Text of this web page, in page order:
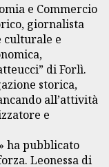
e Commercio
giornalista
culturale e
di Forlì.
storica,
all’attività
e
ha pubblicato
Leonessa di